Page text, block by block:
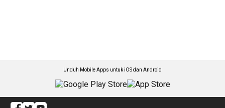
Unduh Mobile Apps untuk iOS dan Android